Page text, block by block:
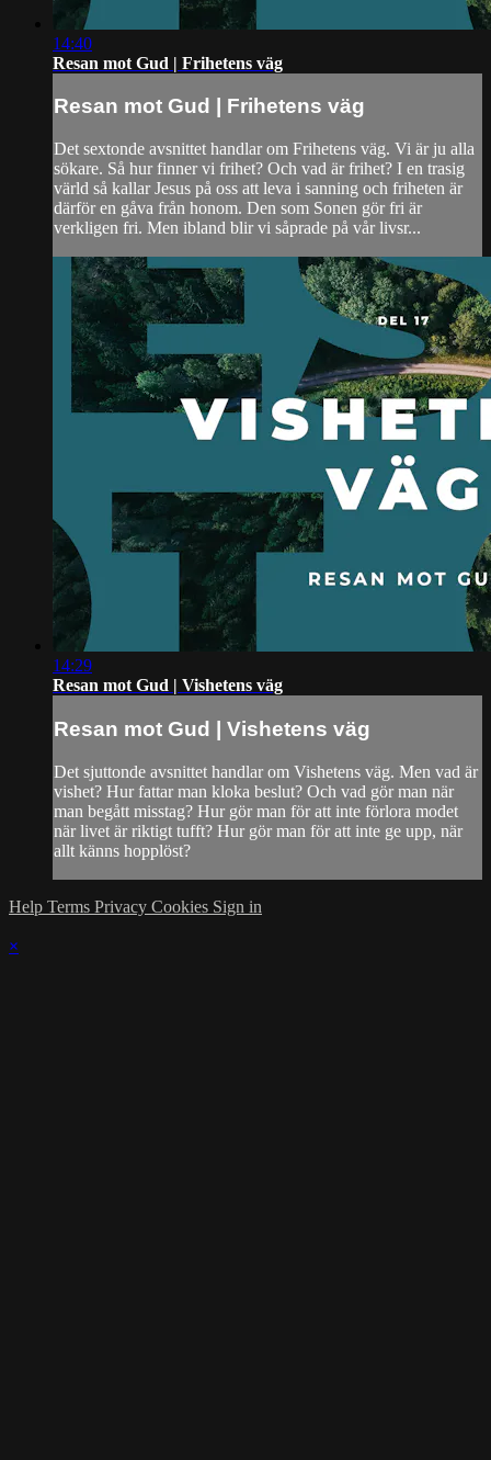
14:40
Resan mot Gud | Frihetens väg
Resan mot Gud | Frihetens väg
Det sextonde avsnittet handlar om Frihetens väg. Vi är ju alla
sökare. Så hur finner vi frihet? Och vad är frihet? I en trasig
värld så kallar Jesus på oss att leva i sanning och friheten är
därför en gåva från honom. Den som Sonen gör fri är
verkligen fri. Men ibland blir vi såprade på vår livsr...
14:29
Resan mot Gud | Vishetens väg
Resan mot Gud | Vishetens väg
Det sjuttonde avsnittet handlar om Vishetens väg. Men vad är
vishet? Hur fattar man kloka beslut? Och vad gör man när
man begått misstag? Hur gör man för att inte förlora modet
när livet är riktigt tufft? Hur gör man för att inte ge upp, när
allt känns hopplöst?
Help Terms Privacy Cookies Sign in
×